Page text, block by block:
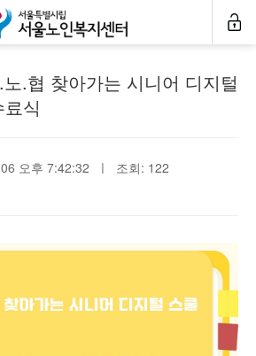
센터소식
.협 찾아가는 시니어 디지털
식
오후 7:42:32 ㅣ 조회: 122